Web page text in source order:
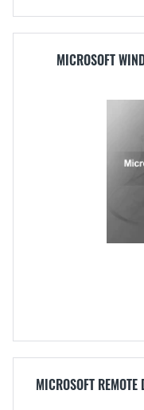
MICROSOFT
MICROSOFT